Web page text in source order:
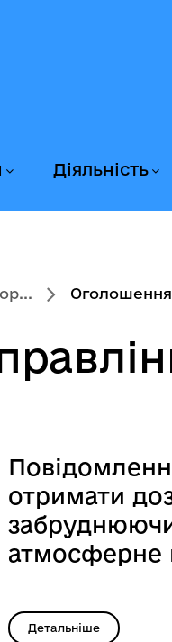
Діяльність
Оголошення
отримати
атмосферне
Детальніше